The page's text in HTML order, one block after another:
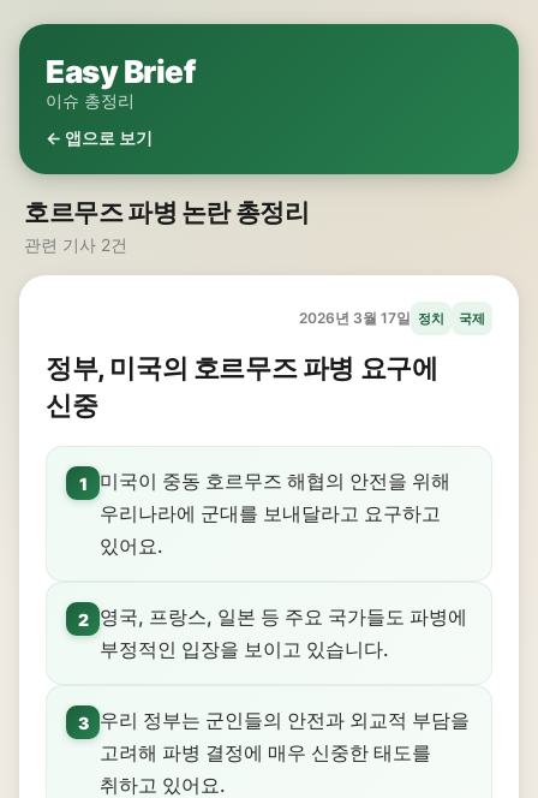
Easy Brief
이슈 총정리
← 앱으로 보기
호르무즈 파병 논란 총정리
관련 기사 2건
2026년 3월 17일 정치 국제
정부, 미국의 호르무즈 파병 요구에
신중
1
미국이 중동 호르무즈 해협의 안전을 위해
우리나라에 군대를 보내달라고 요구하고
있어요.
2
영국, 프랑스, 일본 등 주요 국가들도 파병에
부정적인 입장을 보이고 있습니다.
3
우리 정부는 군인들의 안전과 외교적 부담을
고려해 파병 결정에 매우 신중한 태도를
취하고 있어요.